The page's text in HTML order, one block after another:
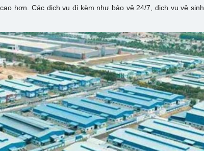
hơn. Các dịch vụ đi kèm như bảo vệ 24/7, dịch vụ vệ sinh,